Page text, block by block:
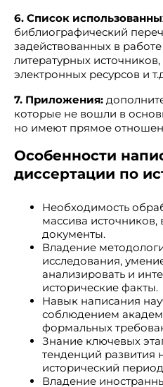
6. Список
библиографический
задействованных в
литературных
электронных ресурсов и
7. Приложения:
которые не вошли в
но имеют прямое
Особенности
диссертации по
Необходимость
массива
документы.
Владение
исследования,
анализировать и
исторические факты.
Навык написания
соблюдением
формальных
Знание ключевых
тенденций развития
исторический
Владение